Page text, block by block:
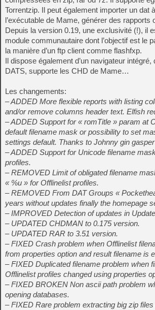
Torrentzip. Il peut également importer un dat
l’exécutable de Mame, générer des
Depuis la version 0.19, une exclusivité (!), il
module communautaire dont l’objectif est le
la manière d’un ftp client comme flashfxp.
Il dispose également d’un navigateur intégré,
DATS, supporte les CHD de Mame…
Les changements:
– ADDED More flexible reports with listing
and/or remove columns header text. Elfish
– ADDED Support for « romTitle » param at
default filename mask or possibility to set
settings default. Thanks to Johnny gin gasper
– ADDED Support for Unicode filename
profiles.
– REMOVED Limit of obligated filename
« %u » for Offlinelist profiles.
– REMOVED From DAT Groups «
years without updates finally the homepage
– IMPROVED Detection of updates in
– UPDATED CHDMAN to 0.175 version.
– UPDATED RAR to 3.51 version.
– FIXED Crash problem when Offlinelist
from properties option and result filename is
– FIXED Duplicated filename problem when
Offlinelist profiles changed using properties
– FIXED BROKEN Non ascii path problem
opening databases.
– FIXED Rare problem extracting big zip